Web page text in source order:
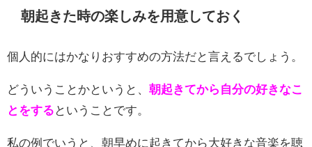
朝起きた時の楽しみを用意しておく
個人的にはかなりおすすめの方法だと言えるでしょう。
どういうことかというと、 朝起きてから自分の好きなこ
とをする ということです。
私の例でいうと、朝早めに起きてから大好きな音楽を聴